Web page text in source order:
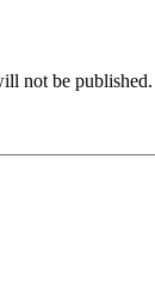
not be published.